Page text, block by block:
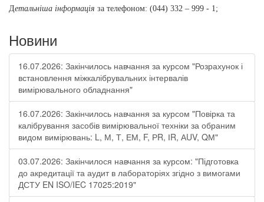
Детальніша інформація за телефоном: (044) 332 – 999 - 1;
Новини
16.07.2026: Закінчилось навчання за курсом "Розрахунок і
встановлення міжкалібрувальних інтервалів
вимірювального обладнання"
16.07.2026: Закінчилось навчання за курсом "Повірка та
калібрування засобів вимірювальної техніки за обраним
видом вимірювань: L, М, Т, ЕМ, F, РR, ІR, АUV, QМ"
03.07.2026: Закінчилося навчання за курсом: "Підготовка
до акредитації та аудит в лабораторіях згідно з вимогами
ДСТУ EN ISO/IEC 17025:2019"